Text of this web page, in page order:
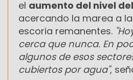
el aumento del nivel
acercando la marea a
escoria remanentes.
cerca que nunca. En
algunos de esos
cubiertos por agua",